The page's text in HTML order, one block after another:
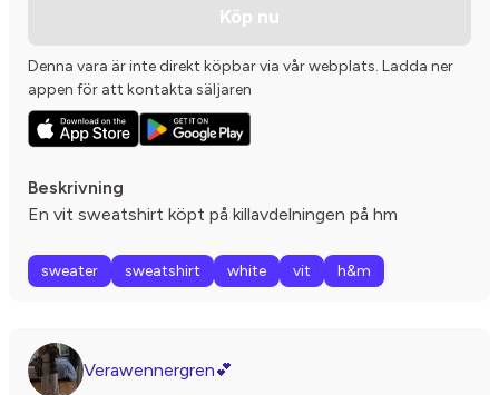
Köp nu
Denna vara är inte direkt köpbar via vår webplats. Ladda ner
appen för att kontakta säljaren
Beskrivning
En vit sweatshirt köpt på killavdelningen på hm
sweater sweatshirt white vit h&m
Verawennergren💕